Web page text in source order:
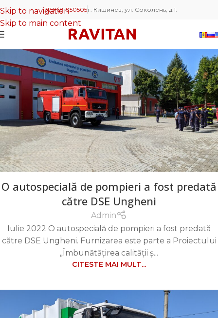
Skip to navigation
Skip to main content
+373 68 050505г. Кишинев, ул. Соколень, д.1.
O autospecială de pompieri a fost predată
către DSE Ungheni
Admin
Iulie 2022 O autospecială de pompieri a fost predată
către DSE Ungheni. Furnizarea este parte a Proiectului
„Îmbunătățirea calității ș...
CITESTE MAI MULT...